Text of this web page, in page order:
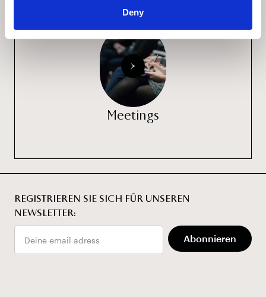
Deny
Meetings
REGISTRIEREN SIE SICH FÜR UNSEREN
NEWSLETTER:
Email
Abonnieren